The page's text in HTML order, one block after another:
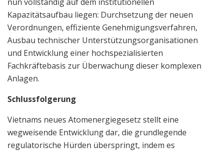
Kapazitätsaufbau liegen: Durchsetzung der neuen
Verordnungen, effiziente Genehmigungsverfahren,
Ausbau technischer Unterstützungsorganisationen
und Entwicklung einer hochspezialisierten
Fachkräftebasis zur Überwachung dieser komplexen
Anlagen.
Schlussfolgerung
Vietnams neues Atomenergiegesetz stellt eine
wegweisende Entwicklung dar, die grundlegende
regulatorische Hürden überspringt, indem es